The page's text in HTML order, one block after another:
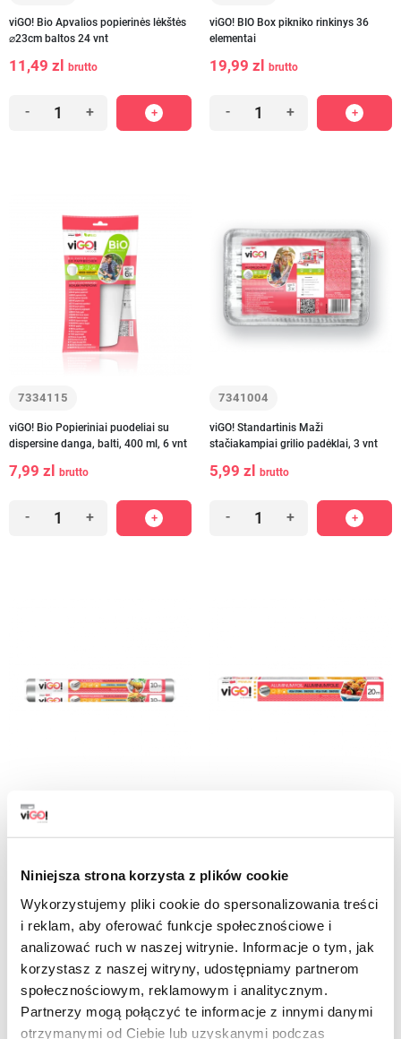
Niniejsza strona korzysta z plików cookie
Wykorzystujemy pliki cookie do spersonalizowania treści
i reklam, aby oferować funkcje społecznościowe i
analizować ruch w naszej witrynie. Informacje o tym, jak
korzystasz z naszej witryny, udostępniamy partnerom
społecznościowym, reklamowym i analitycznym.
Partnerzy mogą połączyć te informacje z innymi danymi
otrzymanymi od Ciebie lub uzyskanymi podczas
viGO! Bio Apvalios popierinės lėkštės
⌀23cm baltos 24 vnt
11,49 zl brutto
- +
viGO! BIO Box pikniko rinkinys 36
elementai
19,99 zl brutto
- +
7334115
viGO! Bio Popieriniai puodeliai su
dispersine danga, balti, 400 ml, 6 vnt
7,99 zl brutto
- +
7341004
viGO! Standartinis Maži
stačiakampiai grilio padėklai, 3 vnt
5,99 zl brutto
- +
7511010
- +
18,69 zlbrutto
- +